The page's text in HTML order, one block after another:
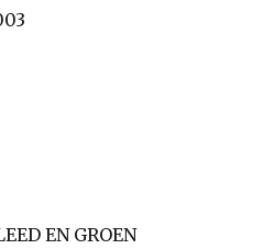
EN GROEN